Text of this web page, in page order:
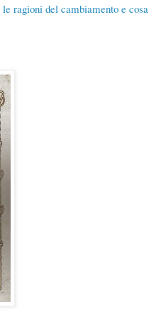
ragioni del cambiamento e cosa